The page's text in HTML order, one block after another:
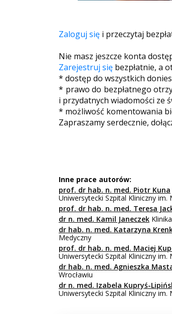
Zaloguj się i przeczytaj
Nie masz jeszcze konta
Zarejestruj się bezpłatnie, a
* dostęp do wszystkich
* prawo do bezpłatnego
i przydatnych wiadomości ze
* możliwość komentowania
Zapraszamy serdecznie,
Inne prace autorów:
prof. dr hab. n. med. Piotr Kuna
Uniwersytecki Szpital Kliniczny
prof. dr hab. n. med. Teresa
dr n. med. Kamil Janeczek
dr hab. n. med. Katarzyna
Medyczny
prof. dr hab. n. med. Maciej
Uniwersytecki Szpital Kliniczny
dr hab. n. med. Agnieszka
Wrocławiu
dr n. med. Izabela Kupryś-
Uniwersytecki Szpital Kliniczny